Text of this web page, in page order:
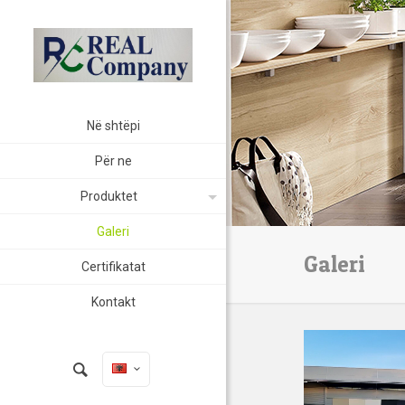
Në shtëpi
Për ne
Produktet
Galeri
Certifikatat
Kontakt
Galeri